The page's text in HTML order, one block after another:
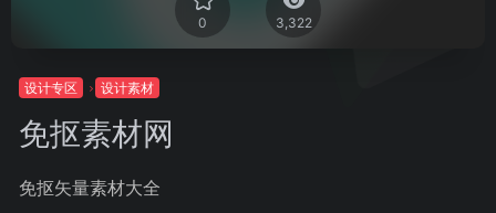
0 3,322
设计专区 设计素材
免抠素材网
免抠矢量素材大全